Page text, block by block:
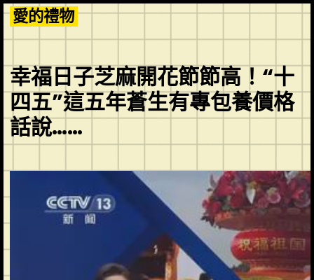
Skip
to
content
愛的禮物
幸福日子芝麻開花節節高！“十
四五”這五年蒼生有專包養價格
話說……